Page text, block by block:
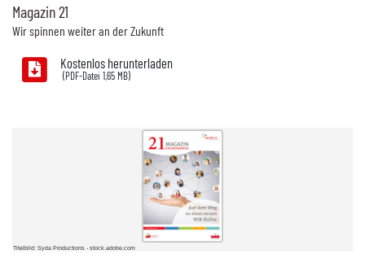
Magazin 21
Wir spinnen weiter an der Zukunft
Kostenlos herunterladen
1,65 MB)
Titelbild: Syda Productions - stock.adobe.com